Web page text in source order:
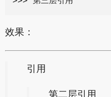
效果：
引用